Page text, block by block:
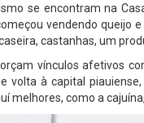
se encontram na
vendendo queijo
castanhas, um
vínculos afetivos
volta à capital
melhores, como a